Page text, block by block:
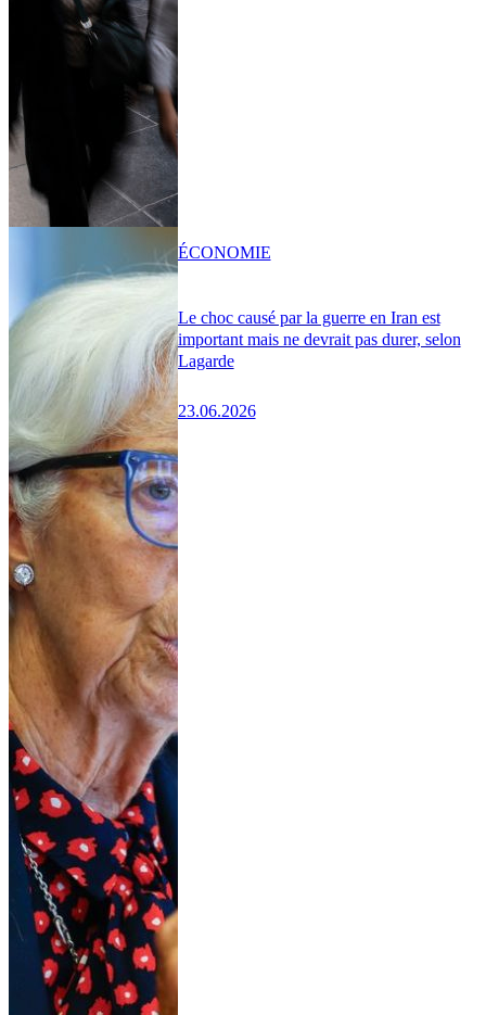
Le choc causé par la guerre en Iran est
important mais ne devrait pas durer, selon
Lagarde
23.06.2026
ÉCONOMIE